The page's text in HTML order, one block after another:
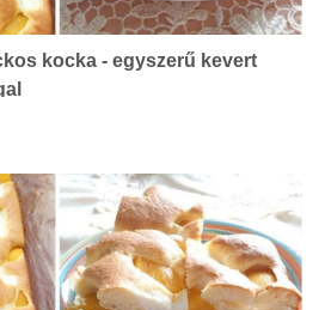
kocka - egyszerű kevert